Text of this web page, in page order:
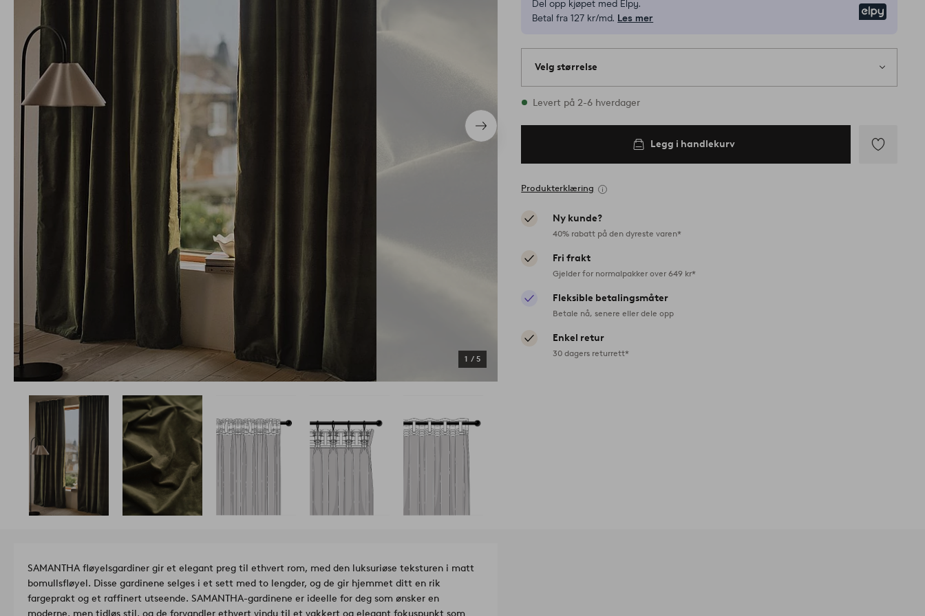
Neste
produkt
1 / 5
Del opp kjøpet med Elpy.
Betal fra 127 kr/md. Les mer
Velg størrelse
1 størrelser finnes på lager
Levert på 2-6 hverdager
Legg i handlekurv
Produkterklæring
Ny kunde?
40% rabatt på den dyreste varen*
Fri frakt
Gjelder for normalpakker over 649 kr*
Fleksible betalingsmåter
Betale nå, senere eller dele opp
Enkel retur
30 dagers returrett*
SAMANTHA fløyelsgardiner gir et elegant preg til ethvert rom, med den luksuriøse teksturen i matt
bomullsfløyel. Disse gardinene selges i et sett med to lengder, og de gir hjemmet ditt en rik
fargeprakt og et raffinert utseende. SAMANTHA-gardinene er ideelle for deg som ønsker en
moderne, men tidløs stil, og de forvandler ethvert vindu til et vakkert og elegant fokuspunkt som